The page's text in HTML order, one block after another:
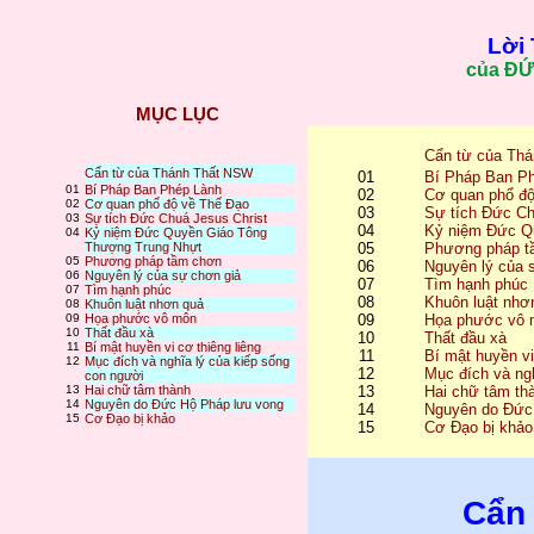
Lời
của
MỤC LỤC
Cẩn từ của Thánh Thất NSW
01 Bí Pháp Ban Phép Lành
02 Cơ quan phổ độ về Thế Đạo
03 Sự tích Đức Chuá Jesus Christ
04 Kỷ niệm Đức Quyền Giáo Tông
Thượng Trung Nhựt
05 Phương pháp tầm chơn
06 Nguyên lý của sự chơn giả
07 Tìm hạnh phúc
08 Khuôn luật nhơn quả
09 Họa phước vô môn
10 Thất đầu xà
11 Bí mật huyền vi cơ thiêng liêng
12 Mục đích và nghĩa lý của kiếp sống
con người
13 Hai chữ tâm thành
14 Nguyên do Đức Hộ Pháp lưu vong
15 Cơ Đạo bị khảo
Cẩn từ của
01
Bí Pháp Ban
02
Cơ quan phổ
03
Sự tích Đức
04
Kỷ niệm Đức
05
Phương pháp
06
Nguyên lý của
07
Tìm hạnh phúc
08
Khuôn luật
09
Họa phước vô
10
Thất đầu xà
11
Bí mật huyền
12
Mục đích và
13
Hai chữ tâm
14
Nguyên do
15
Cơ Đạo bị khảo